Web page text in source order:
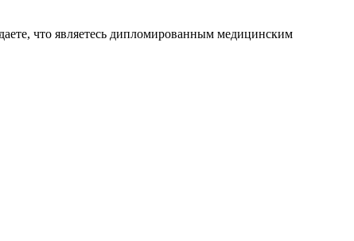
что являетесь дипломированным медицинским